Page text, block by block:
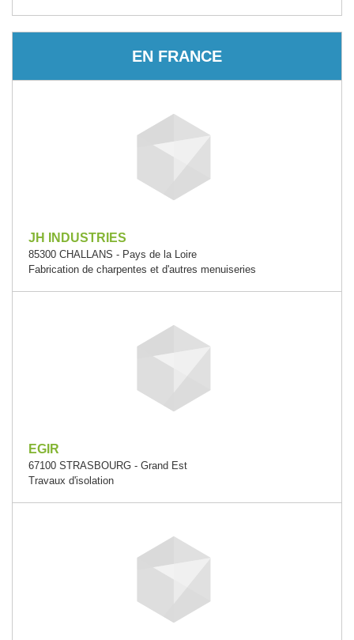
EN FRANCE
JH INDUSTRIES
85300 CHALLANS - Pays de la Loire
Fabrication de charpentes et d'autres menuiseries
EGIR
67100 STRASBOURG - Grand Est
Travaux d'isolation